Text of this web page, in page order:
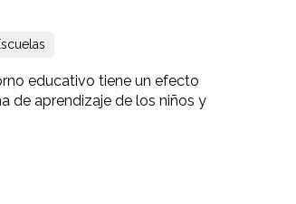
educativo tiene un efecto
de aprendizaje de los niños y